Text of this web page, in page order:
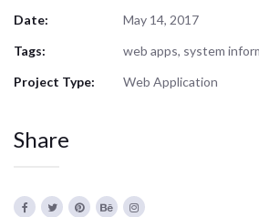
Date:
May 14, 2017
Tags:
web apps, system
Project Type:
Web Application
Share